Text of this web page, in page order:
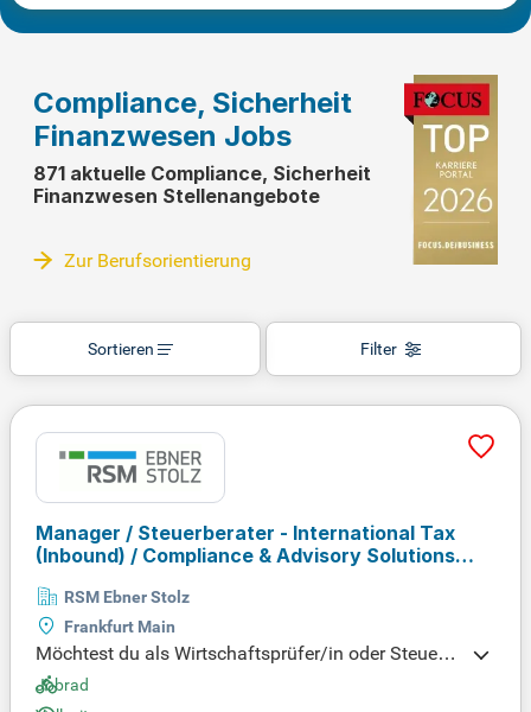
Compliance, Sicherheit
Finanzwesen Jobs
871 aktuelle Compliance, Sicherheit
Finanzwesen Stellenangebote
Zur Berufsorientierung
Filter
Sortieren
Manager / Steuerberater - International Tax
(Inbound) / Compliance & Advisory Solutions
RSM Ebner Stolz
Frankfurt Main
Möchtest du als Wirtschaftsprüfer/in oder Steuerb
erater/in für führende mittelständische Unternehm
en arbeiten? Berate Champions wie fischer, LBBW
Jobrad